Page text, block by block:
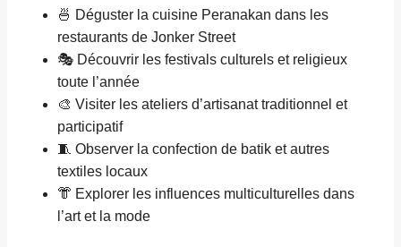
🍜 Déguster la cuisine Peranakan dans les
restaurants de Jonker Street
🎭 Découvrir les festivals culturels et religieux
toute l’année
🎨 Visiter les ateliers d’artisanat traditionnel et
participatif
🧵 Observer la confection de batik et autres
textiles locaux
👘 Explorer les influences multiculturelles dans
l’art et la mode